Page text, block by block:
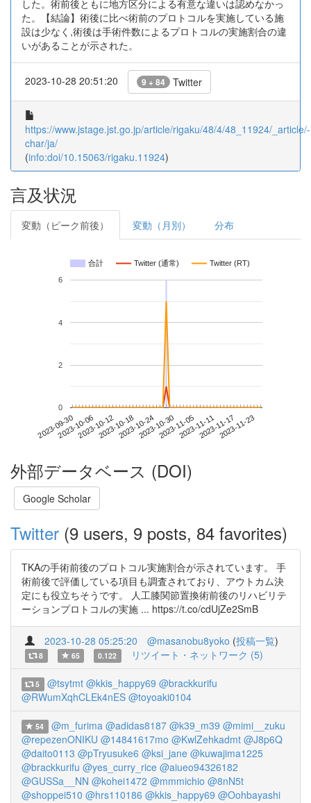
した。術前後ともに地方区分による有意な違いは認めなかっ
た。【結論】術後に比べ術前のプロトコルを実施している施
設は少なく,術後は手術件数によるプロトコルの実施割合の違
いがあることが示された。
2023-10-28 20:51:20 9 + 84 Twitter
https://www.jstage.jst.go.jp/article/rigaku/48/4/48_11924/_article/-
char/ja/
(info:doi/10.15063/rigaku.11924)
言及状況
変動（ピーク前後） 変動（月別） 分布
合計 Twitter (通常) Twitter (RT)
2023-09-302023-10-062023-10-122023-10-182023-10-242023-10-302023-11-052023-11-112023-11-172023-11-23
0
2
4
6
外部データベース (DOI)
Google Scholar
Twitter (9 users, 9 posts, 84 favorites)
TKAの手術前後のプロトコル実施割合が示されています。 手
術前後で評価している項目も調査されており、アウトカム決
定にも役立ちそうです。 人工膝関節置換術前後のリハビリテ
ーションプロトコルの実施 ... https://t.co/cdUjZe2SmB
2023-10-28 05:25:20 @masanobu8yoko (投稿一覧)
8 65 0.122 リツイート・ネットワーク (5)
5 @tsytmt @kkis_happy69 @brackkurifu
@RWumXqhCLEk4nES @toyoaki0104
54 @m_furima @adidas8187 @k39_m39 @mimi__zuku
@repezenONIKU @14841617mo @KwlZehkadmt @J8p6Q
@daito0113 @pTryusuke6 @ksi_jane @kuwajima1225
@brackkurifu @yes_curry_rice @aiueo94326182
@GUSSa__NN @kohei1472 @mmmichio @8nN5t
@shoppei510 @hrs110186 @kkis_happy69 @Oohbayashi